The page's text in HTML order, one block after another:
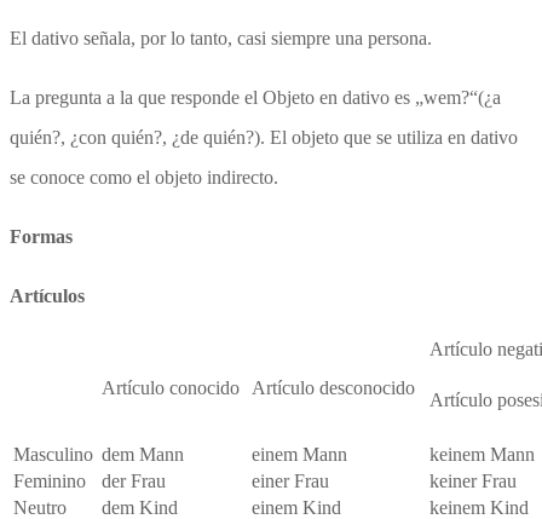
El dativo señala, por lo tanto, casi siempre una persona.
La pregunta a la que responde el Objeto en dativo es „wem?“(¿a
quién?, ¿con quién?, ¿de quién?). El objeto que se utiliza en dativo
se conoce como el objeto indirecto.
Formas
Artículos
Artículo conocido Artículo desconocido
Artículo
Artículo
Masculino dem Mann einem Mann
keinem Mann
Feminino
der Frau einer Frau
keiner Frau
Neutro
dem Kind einem Kind
keinem Kind